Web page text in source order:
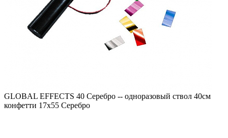
GLOBAL EFFECTS 40 Серебро -- одноразовый ствол 40см
конфетти 17х55 Серебро